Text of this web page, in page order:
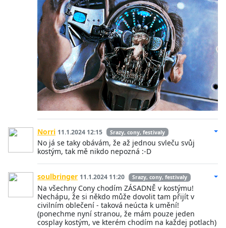
Norri 11.1.2024 12:15 Srazy, cony, festivaly
No já se taky obávám, že až jednou svleču svůj
kostým, tak mě nikdo nepozná :-D
soulbringer 11.1.2024 11:20 Srazy, cony, festivaly
Na všechny Cony chodím ZÁSADNĚ v kostýmu!
Nechápu, že si někdo může dovolit tam přijít v
civilním oblečení - taková neúcta k umění!
(ponechme nyní stranou, že mám pouze jeden
cosplay kostým, ve kterém chodím na každej potlach)